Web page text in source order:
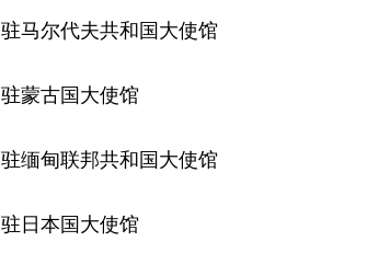
驻马尔代夫共和国大使馆
驻蒙古国大使馆
驻缅甸联邦共和国大使馆
驻日本国大使馆